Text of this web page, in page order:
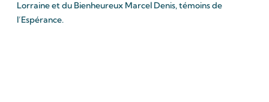
Lorraine et du Bienheureux Marcel Denis, témoins de
l’Espérance.